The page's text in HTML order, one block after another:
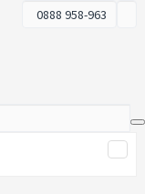
0888 958-963